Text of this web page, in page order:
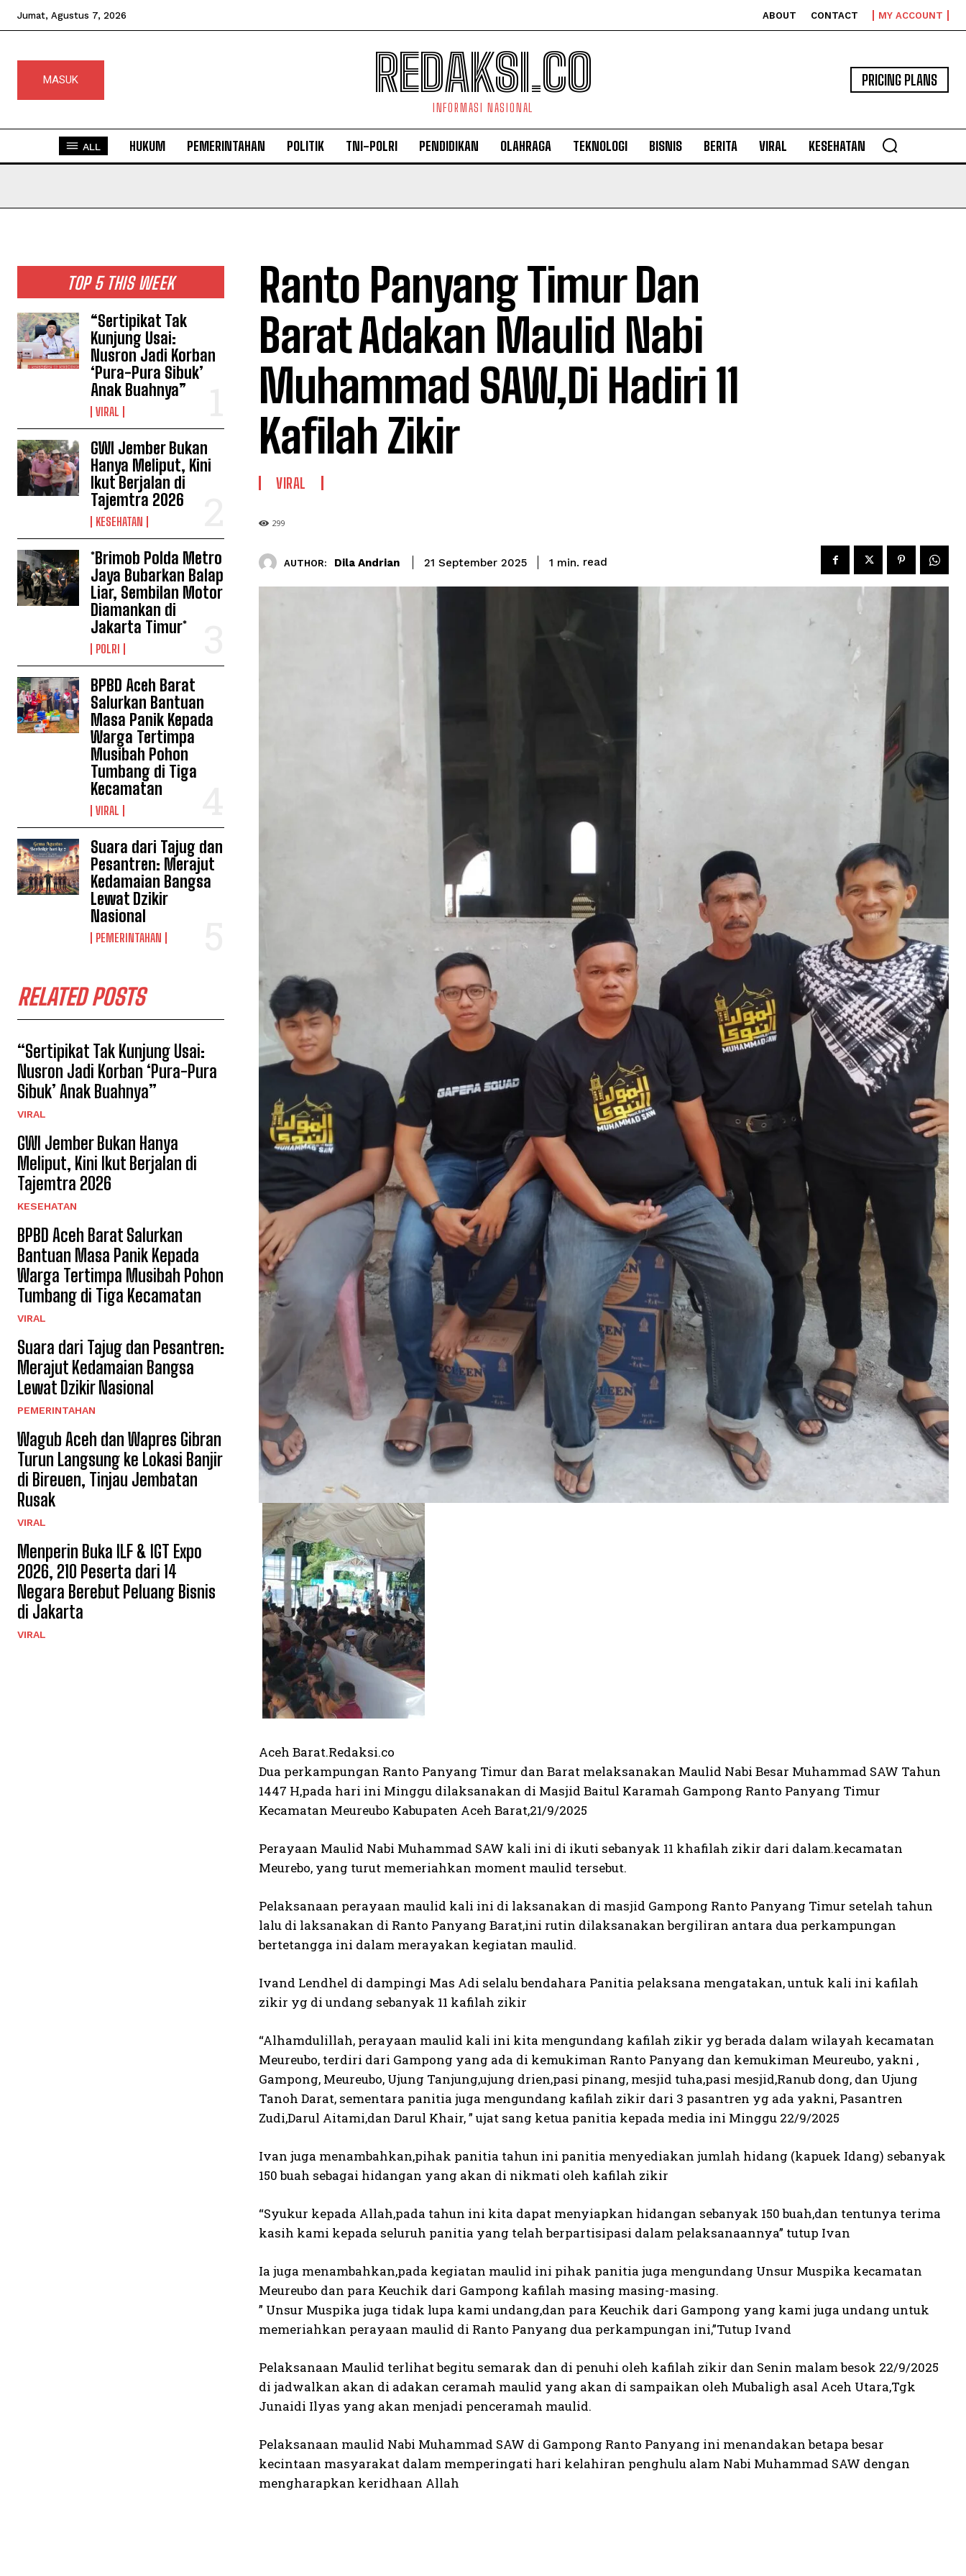
Jumat, Agustus 7, 2026 ABOUT CONTACT MY ACCOUNT
MASUK REDAKSI.CO
INFORMASI NASIONAL
PRICING PLANS
ALL HUKUM PEMERINTAHAN POLITIK TNI-POLRI PENDIDIKAN OLAHRAGA TEKNOLOGI BISNIS BERITA VIRAL KESEHATAN
TOP 5 THIS WEEK
“Sertipikat Tak
Kunjung Usai:
Nusron Jadi Korban
‘Pura-Pura Sibuk’
Anak Buahnya”
VIRAL
GWI Jember Bukan
Hanya Meliput, Kini
Ikut Berjalan di
Tajemtra 2026
KESEHATAN
*Brimob Polda Metro
Jaya Bubarkan Balap
Liar, Sembilan Motor
Diamankan di
Jakarta Timur*
POLRI
BPBD Aceh Barat
Salurkan Bantuan
Masa Panik Kepada
Warga Tertimpa
Musibah Pohon
Tumbang di Tiga
Kecamatan
VIRAL
Suara dari Tajug dan
Pesantren: Merajut
Kedamaian Bangsa
Lewat Dzikir
Nasional
PEMERINTAHAN
RELATED POSTS
“Sertipikat Tak Kunjung Usai:
Nusron Jadi Korban ‘Pura-Pura
Sibuk’ Anak Buahnya”
VIRAL
GWI Jember Bukan Hanya
Meliput, Kini Ikut Berjalan di
Tajemtra 2026
KESEHATAN
BPBD Aceh Barat Salurkan
Bantuan Masa Panik Kepada
Warga Tertimpa Musibah Pohon
Tumbang di Tiga Kecamatan
VIRAL
Suara dari Tajug dan Pesantren:
Merajut Kedamaian Bangsa
Lewat Dzikir Nasional
PEMERINTAHAN
Wagub Aceh dan Wapres Gibran
Turun Langsung ke Lokasi Banjir
di Bireuen, Tinjau Jembatan
Rusak
VIRAL
Menperin Buka ILF & IGT Expo
2026, 210 Peserta dari 14
Negara Berebut Peluang Bisnis
di Jakarta
VIRAL
Ranto Panyang Timur Dan
Barat Adakan Maulid Nabi
Muhammad SAW,Di Hadiri 11
Kafilah Zikir
VIRAL
299
AUTHOR: Dila Andrian 21 September 2025 1 min. read
Aceh Barat.Redaksi.co
Dua perkampungan Ranto Panyang Timur dan Barat melaksanakan Maulid Nabi Besar Muhammad SAW Tahun
1447 H,pada hari ini Minggu dilaksanakan di Masjid Baitul Karamah Gampong Ranto Panyang Timur
Kecamatan Meureubo Kabupaten Aceh Barat,21/9/2025
Perayaan Maulid Nabi Muhammad SAW kali ini di ikuti sebanyak 11 khafilah zikir dari dalam.kecamatan
Meurebo, yang turut memeriahkan moment maulid tersebut.
Pelaksanaan perayaan maulid kali ini di laksanakan di masjid Gampong Ranto Panyang Timur setelah tahun
lalu di laksanakan di Ranto Panyang Barat,ini rutin dilaksanakan bergiliran antara dua perkampungan
bertetangga ini dalam merayakan kegiatan maulid.
Ivand Lendhel di dampingi Mas Adi selalu bendahara Panitia pelaksana mengatakan, untuk kali ini kafilah
zikir yg di undang sebanyak 11 kafilah zikir
“Alhamdulillah, perayaan maulid kali ini kita mengundang kafilah zikir yg berada dalam wilayah kecamatan
Meureubo, terdiri dari Gampong yang ada di kemukiman Ranto Panyang dan kemukiman Meureubo, yakni ,
Gampong, Meureubo, Ujung Tanjung,ujung drien,pasi pinang, mesjid tuha,pasi mesjid,Ranub dong, dan Ujung
Tanoh Darat, sementara panitia juga mengundang kafilah zikir dari 3 pasantren yg ada yakni, Pasantren
Zudi,Darul Aitami,dan Darul Khair, ” ujat sang ketua panitia kepada media ini Minggu 22/9/2025
Ivan juga menambahkan,pihak panitia tahun ini panitia menyediakan jumlah hidang (kapuek Idang) sebanyak
150 buah sebagai hidangan yang akan di nikmati oleh kafilah zikir
“Syukur kepada Allah,pada tahun ini kita dapat menyiapkan hidangan sebanyak 150 buah,dan tentunya terima
kasih kami kepada seluruh panitia yang telah berpartisipasi dalam pelaksanaannya” tutup Ivan
Ia juga menambahkan,pada kegiatan maulid ini pihak panitia juga mengundang Unsur Muspika kecamatan
Meureubo dan para Keuchik dari Gampong kafilah masing masing-masing.
” Unsur Muspika juga tidak lupa kami undang,dan para Keuchik dari Gampong yang kami juga undang untuk
memeriahkan perayaan maulid di Ranto Panyang dua perkampungan ini,”Tutup Ivand
Pelaksanaan Maulid terlihat begitu semarak dan di penuhi oleh kafilah zikir dan Senin malam besok 22/9/2025
di jadwalkan akan di adakan ceramah maulid yang akan di sampaikan oleh Mubaligh asal Aceh Utara,Tgk
Junaidi Ilyas yang akan menjadi penceramah maulid.
Pelaksanaan maulid Nabi Muhammad SAW di Gampong Ranto Panyang ini menandakan betapa besar
kecintaan masyarakat dalam memperingati hari kelahiran penghulu alam Nabi Muhammad SAW dengan
mengharapkan keridhaan Allah